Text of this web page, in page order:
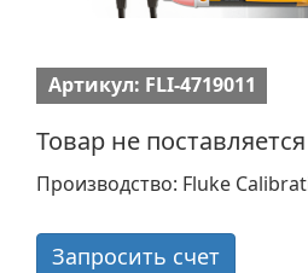
Артикул: FLI-4719011
Товар не поставляется
Производство: Fluke
Запросить счет